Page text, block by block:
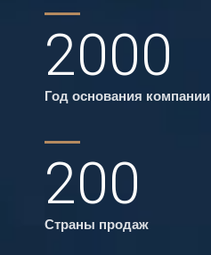
2000
Год основания компании
200
Страны продаж